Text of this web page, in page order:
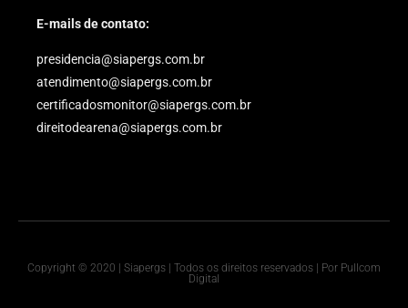
E-mails de contato:
presidencia@siapergs.com.br
atendimento@siapergs.com.br
certificadosmonitor@siapergs.com.br
direitodearena@siapergs.com.br
Copyright © 2020 | Siapergs | Todos os direitos reservados | Por Pullcom
Digital